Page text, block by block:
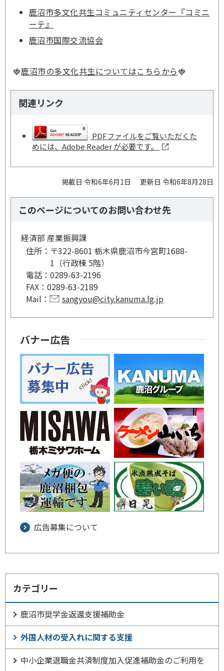
鹿沼市多文化共生コミュニティセンター『コミニ
ーテ』
鹿沼市国際交流協会
🍓鹿沼市の多文化共生についてはこちらから🍓
関連リンク
PDFファイルをご覧いただくた
めには、Adobe Reader が必要です。
掲載日 令和6年6月1日 更新日 令和6年8月28日
このページについてのお問い合わせ先
経済部 産業振興課
住所： 〒322-8601 栃木県鹿沼市今宮町1688-
1（行政棟 5階）
電話： 0289-63-2196
FAX： 0289-63-2189
Mail：
sangyou@city.kanuma.lg.jp
バナー広告
広告募集について
カテゴリー
鹿沼市奨学金返還支援補助金
外国人材の受入れに関する支援
中小企業退職金共済制度加入促進補助金のご利用を